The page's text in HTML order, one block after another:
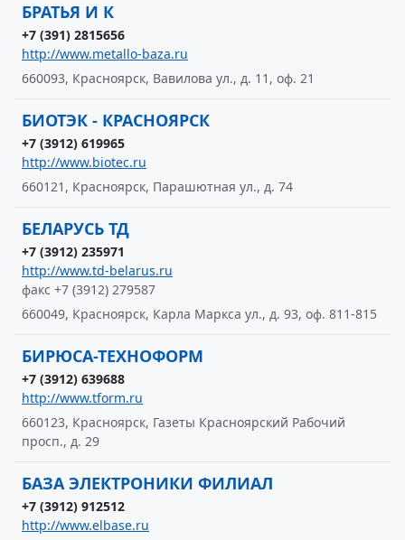
БРАТЬЯ И К
+7 (391) 2815656
http://www.metallo-baza.ru
660093, Красноярск, Вавилова ул., д. 11, оф. 21
БИОТЭК - КРАСНОЯРСК
+7 (3912) 619965
http://www.biotec.ru
660121, Красноярск, Парашютная ул., д. 74
БЕЛАРУСЬ ТД
+7 (3912) 235971
http://www.td-belarus.ru
факс +7 (3912) 279587
660049, Красноярск, Карла Маркса ул., д. 93, оф. 811-815
БИРЮСА-ТЕХНОФОРМ
+7 (3912) 639688
http://www.tform.ru
660123, Красноярск, Газеты Красноярский Рабочий
просп., д. 29
БАЗА ЭЛЕКТРОНИКИ ФИЛИАЛ
+7 (3912) 912512
http://www.elbase.ru